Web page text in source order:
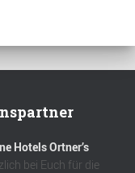
Hotels Ortner’s
bei Euch für die